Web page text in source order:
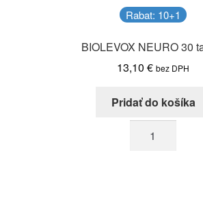
Rabat: 10+1
BIOLEVOX NEURO 30
13,10 € bez DPH
Pridať do košíka
BIOLEVOX